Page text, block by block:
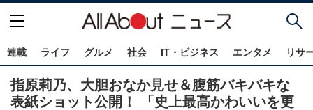
連載 ライフ グルメ 社会 IT・ビジネス エンタメ リサ
指原莉乃、大胆おなか見せ＆腹筋バキバキな
表紙ショット公開！ 「史上最高かわいいを更